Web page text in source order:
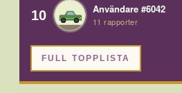
10 Användare #6042
11 rapporter
FULL TOPPLISTA